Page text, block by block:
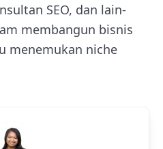
SEO, dan lain-
membangun bisnis
menemukan niche